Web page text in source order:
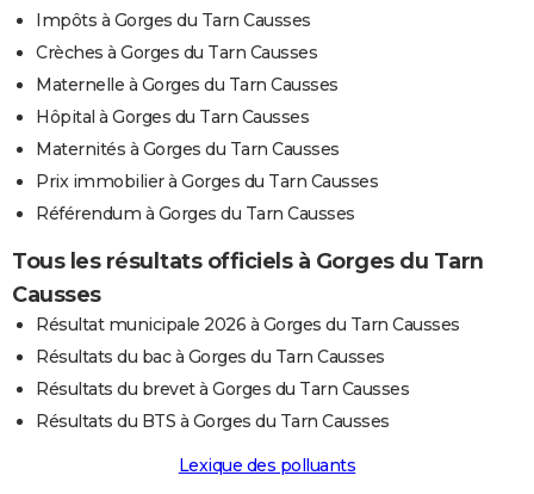
Impôts à Gorges du Tarn Causses
Crèches à Gorges du Tarn Causses
Maternelle à Gorges du Tarn Causses
Hôpital à Gorges du Tarn Causses
Maternités à Gorges du Tarn Causses
Prix immobilier à Gorges du Tarn Causses
Référendum à Gorges du Tarn Causses
Tous les résultats officiels à Gorges du Tarn
Causses
Résultat municipale 2026 à Gorges du Tarn Causses
Résultats du bac à Gorges du Tarn Causses
Résultats du brevet à Gorges du Tarn Causses
Résultats du BTS à Gorges du Tarn Causses
Lexique des polluants